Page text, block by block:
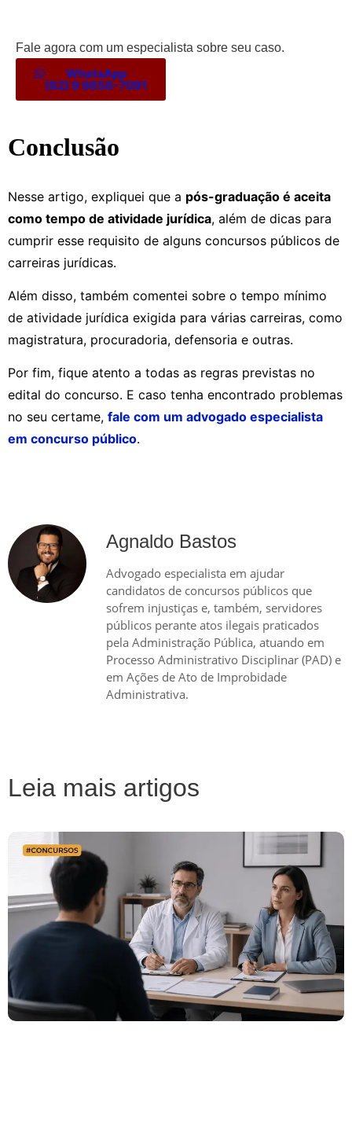
Fale agora com um especialista sobre seu caso.
WhatsApp
(62) 9 9656-7091
Conclusão
Nesse artigo, expliquei que a pós-graduação é aceita
como tempo de atividade jurídica, além de dicas para
cumprir esse requisito de alguns concursos públicos de
carreiras jurídicas.
Além disso, também comentei sobre o tempo mínimo
de atividade jurídica exigida para várias carreiras, como
magistratura, procuradoria, defensoria e outras.
Por fim, fique atento a todas as regras previstas no
edital do concurso. E caso tenha encontrado problemas
no seu certame, fale com um advogado especialista
em concurso público.
Agnaldo Bastos
Advogado especialista em ajudar
candidatos de concursos públicos que
sofrem injustiças e, também, servidores
públicos perante atos ilegais praticados
pela Administração Pública, atuando em
Processo Administrativo Disciplinar (PAD) e
em Ações de Ato de Improbidade
Administrativa.
Leia mais artigos